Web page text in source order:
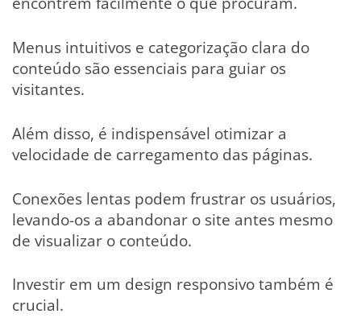
Menus intuitivos e categorização clara do
conteúdo são essenciais para guiar os
visitantes.
Além disso, é indispensável otimizar a
velocidade de carregamento das páginas.
Conexões lentas podem frustrar os usuários,
levando-os a abandonar o site antes mesmo
de visualizar o conteúdo.
Investir em um design responsivo também é
crucial.